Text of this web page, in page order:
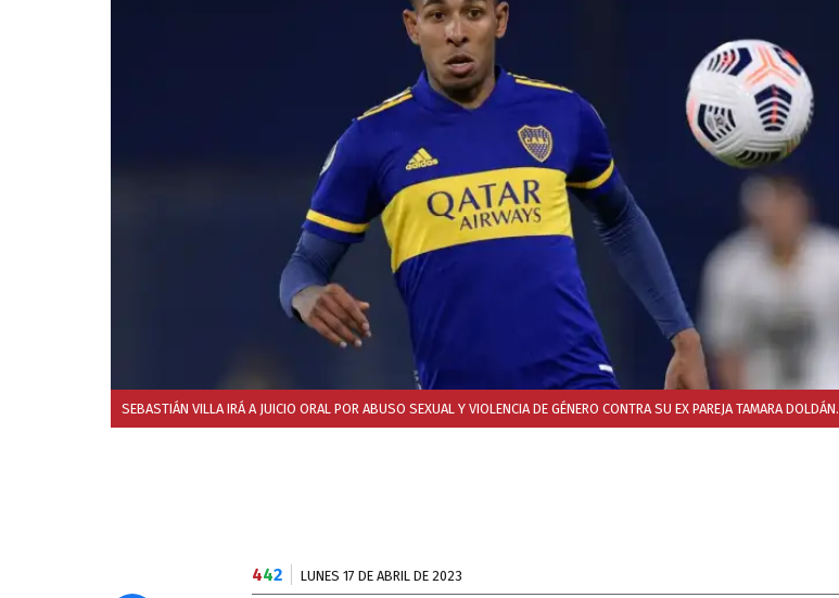
SEBASTIÁN VILLA IRÁ A JUICIO ORAL POR ABUSO SEXUAL Y VIOLENCIA DE GÉNERO CONTRA SU EX PAREJA TAMARA DOLDÁN.
442 LUNES 17 DE ABRIL DE 2023